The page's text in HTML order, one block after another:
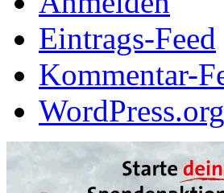
Eintrags-Feed
Kommentar-
WordPress.org